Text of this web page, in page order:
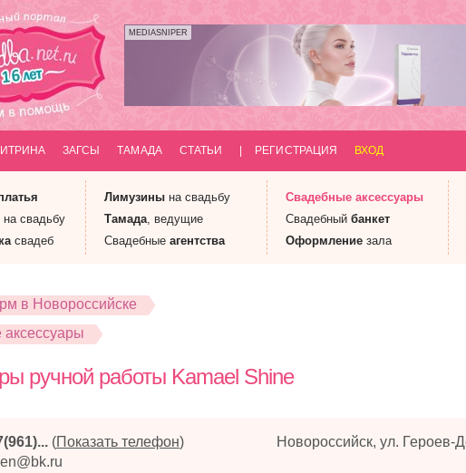
MEDIASNIPER
ЗАГСЫ ТАМАДА СТАТЬИ РЕГИСТРАЦИЯ ВХОД
на свадьбу
свадеб
Лимузины на свадьбу
Тамада, ведущие
Свадебные агентства
Свадебные аксессуары
Свадебный банкет
Оформление зала
в Новороссийске
ручной работы Kamael Shine
(Показать телефон)